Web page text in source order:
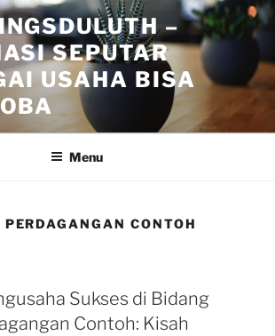
–
SEPUTAR
USAHA BISA
Menu
CONTOH
Sukses di Bidang
Contoh: Kisah